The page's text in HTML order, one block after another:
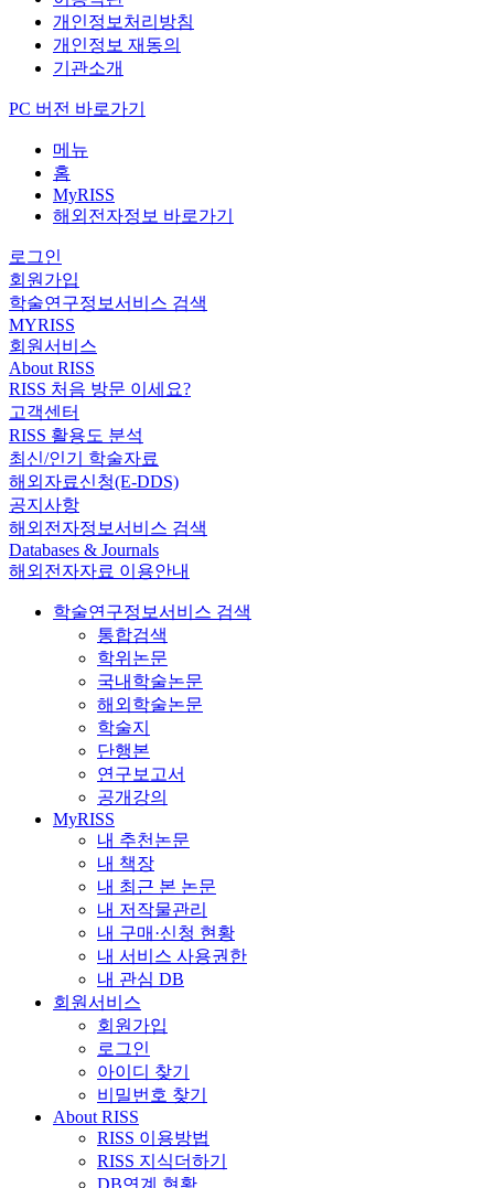
개인정보처리방침
개인정보 재동의
기관소개
PC 버전 바로가기
메뉴
홈
MyRISS
해외전자정보 바로가기
로그인
회원가입
학술연구정보서비스 검색
MYRISS
회원서비스
About RISS
RISS 처음 방문 이세요?
고객센터
RISS 활용도 분석
최신/인기 학술자료
해외자료신청(E-DDS)
공지사항
해외전자정보서비스 검색
Databases & Journals
해외전자자료 이용안내
학술연구정보서비스 검색
통합검색
학위논문
국내학술논문
해외학술논문
학술지
단행본
연구보고서
공개강의
MyRISS
내 추천논문
내 책장
내 최근 본 논문
내 저작물관리
내 구매·신청 현황
내 서비스 사용권한
내 관심 DB
회원서비스
회원가입
로그인
아이디 찾기
비밀번호 찾기
About RISS
RISS 이용방법
RISS 지식더하기
DB연계 현황